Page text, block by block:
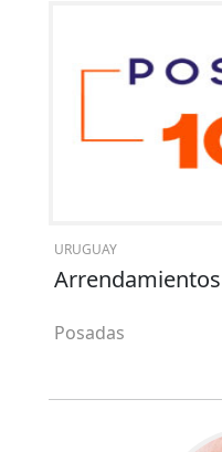
URUGUAY
Posadas